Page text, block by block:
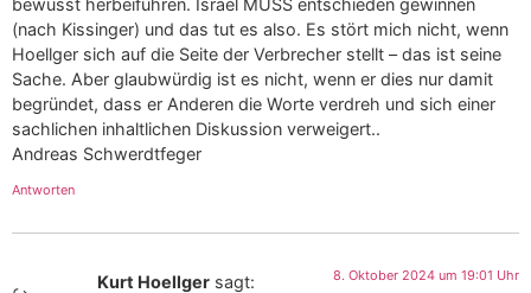
bewusst herbeiführen. Israel MUSS entschieden gewinnen
(nach Kissinger) und das tut es also. Es stört mich nicht, wenn
Hoellger sich auf die Seite der Verbrecher stellt – das ist seine
Sache. Aber glaubwürdig ist es nicht, wenn er dies nur damit
begründet, dass er Anderen die Worte verdreh und sich einer
sachlichen inhaltlichen Diskussion verweigert..
Andreas Schwerdtfeger
Antworten
Kurt Hoellger sagt: 8. Oktober 2024 um 19:01 Uhr